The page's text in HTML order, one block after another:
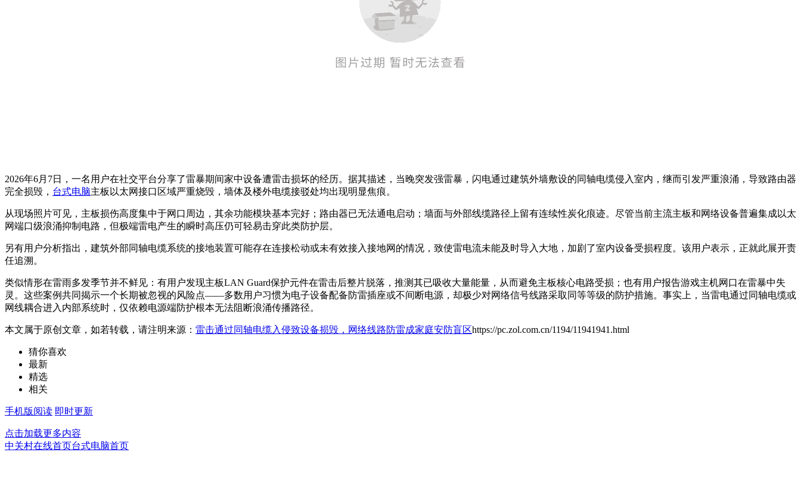
2026年6月7日，一名用户在社交平台分享了雷暴期间家中设备遭雷击损坏的经历。据其描述，当晚突发强雷暴，闪电通过建筑外墙敷设的同轴电缆侵入室内，继而引发严重浪涌，导致路由器
完全损毁， 台式电脑主板以太网接口区域严重烧毁，墙体及楼外电缆接驳处均出现明显焦痕。
从现场照片可见，主板损伤高度集中于网口周边，其余功能模块基本完好；路由器已无法通电启动；墙面与外部线缆路径上留有连续性炭化痕迹。尽管当前主流主板和网络设备普遍集成以太
网端口级浪涌抑制电路，但极端雷电产生的瞬时高压仍可轻易击穿此类防护层。
另有用户分析指出，建筑外部同轴电缆系统的接地装置可能存在连接松动或未有效接入接地网的情况，致使雷电流未能及时导入大地，加剧了室内设备受损程度。该用户表示，正就此展开责
任追溯。
类似情形在雷雨多发季节并不鲜见：有用户发现主板LAN Guard保护元件在雷击后整片脱落，推测其已吸收大量能量，从而避免主板核心电路受损；也有用户报告游戏主机网口在雷暴中失
灵。这些案例共同揭示一个长期被忽视的风险点——多数用户习惯为电子设备配备防雷插座或不间断电源，却极少对网络信号线路采取同等等级的防护措施。事实上，当雷电通过同轴电缆或
网线耦合进入内部系统时，仅依赖电源端防护根本无法阻断浪涌传播路径。
本文属于原创文章，如若转载，请注明来源： 雷击通过同轴电缆入侵致设备损毁，网络线路防雷成家庭安防盲区https://pc.zol.com.cn/1194/11941941.html
猜你喜欢
最新
精选
相关
手机版阅读 即时更新
点击加载更多内容
中关村在线首页台式电脑首页